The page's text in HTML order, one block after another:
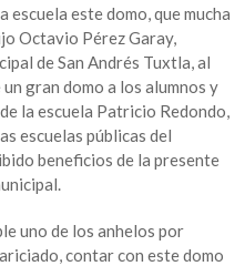
escuela este domo, que mucha
Octavio Pérez Garay,
de San Andrés Tuxtla, al
gran domo a los alumnos y
la escuela Patricio Redondo,
escuelas públicas del
beneficios de la presente
uno de los anhelos por
contar con este domo